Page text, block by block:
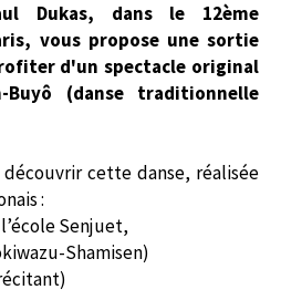
Dukas, dans le 12ème
vous propose une sortie
d'un spectacle original
(danse traditionnelle
cette danse, réalisée
:
Senjuet,
Shamisen)